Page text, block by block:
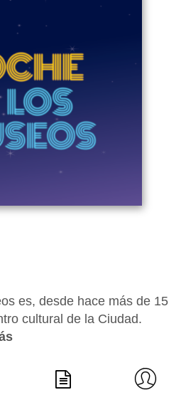
es, desde hace más de 15
cultural de la Ciudad.